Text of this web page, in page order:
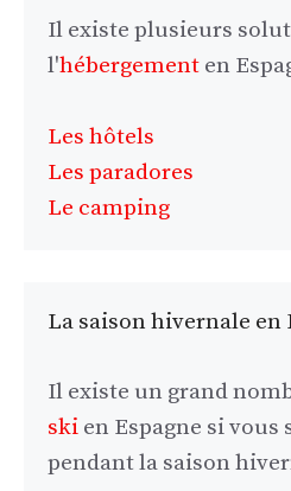
Il existe plusieurs
l'hébergement en
Les hôtels
Les paradores
Le camping
La saison hivernale en
Il existe un grand
ski en Espagne si
pendant la saison